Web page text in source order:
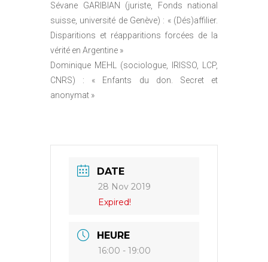
Sévane GARIBIAN (juriste, Fonds national
suisse, université de Genève) : « (Dés)affilier.
Disparitions et réapparitions forcées de la
vérité en Argentine »
Dominique MEHL (sociologue, IRISSO, LCP,
CNRS) : « Enfants du don. Secret et
anonymat »
DATE
28 Nov 2019
Expired!
HEURE
16:00 - 19:00